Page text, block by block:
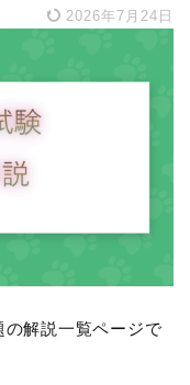
2026年7月24日
解説一覧ページで